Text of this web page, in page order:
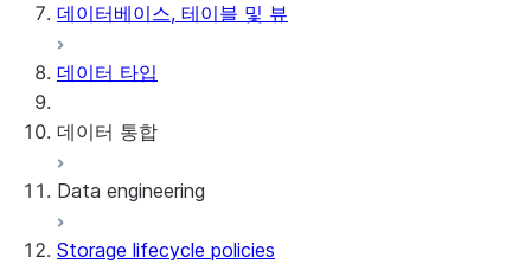
데이터베이스, 테이블 및 뷰
데이터 타입
데이터 통합
Snowflake Openflow
Apache Iceberg™
Data engineering
데이터 로딩
Storage lifecycle policies